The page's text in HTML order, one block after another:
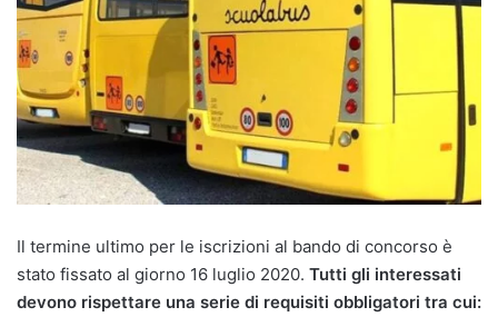
Il termine ultimo per le iscrizioni al bando di concorso è
stato fissato al giorno 16 luglio 2020. Tutti gli interessati
devono rispettare una serie di requisiti obbligatori tra cui: